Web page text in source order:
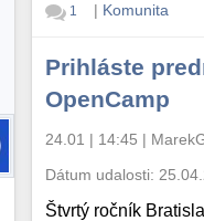
1 | Komunita
Prihláste
OpenCamp
24.01 | 14:45 |
Dátum udalosti:
Štvrtý ročník